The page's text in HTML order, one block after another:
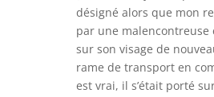
désigné alors que mon
par une
sur son visage de
rame de transport en
est vrai, il s’était porté